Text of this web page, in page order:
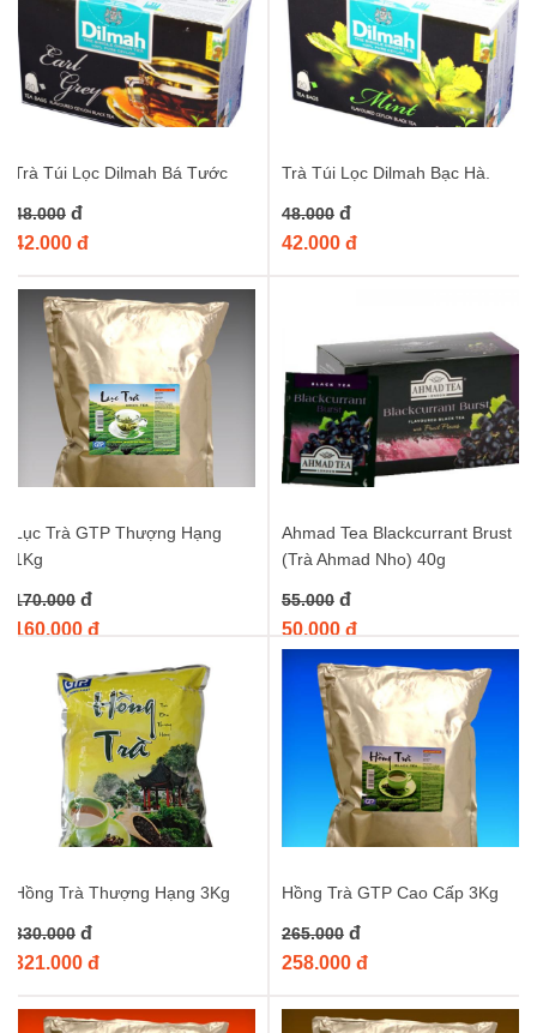
Trà Túi Lọc Dilmah Bá Tước
48.000 đ
42.000 đ
Trà Túi Lọc Dilmah Bạc Hà.
48.000 đ
42.000 đ
Lục Trà GTP Thượng Hạng
1Kg
170.000 đ
160.000 đ
Ahmad Tea Blackcurrant Brust
(Trà Ahmad Nho) 40g
55.000 đ
50.000 đ
Hồng Trà Thượng Hạng 3Kg
330.000 đ
321.000 đ
Hồng Trà GTP Cao Cấp 3Kg
265.000 đ
258.000 đ